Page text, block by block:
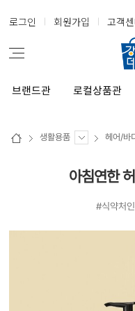
로그인 회원가입 고객
브랜드관 로컬상품관
생활용품 헤어/바
아침연한
#식약처